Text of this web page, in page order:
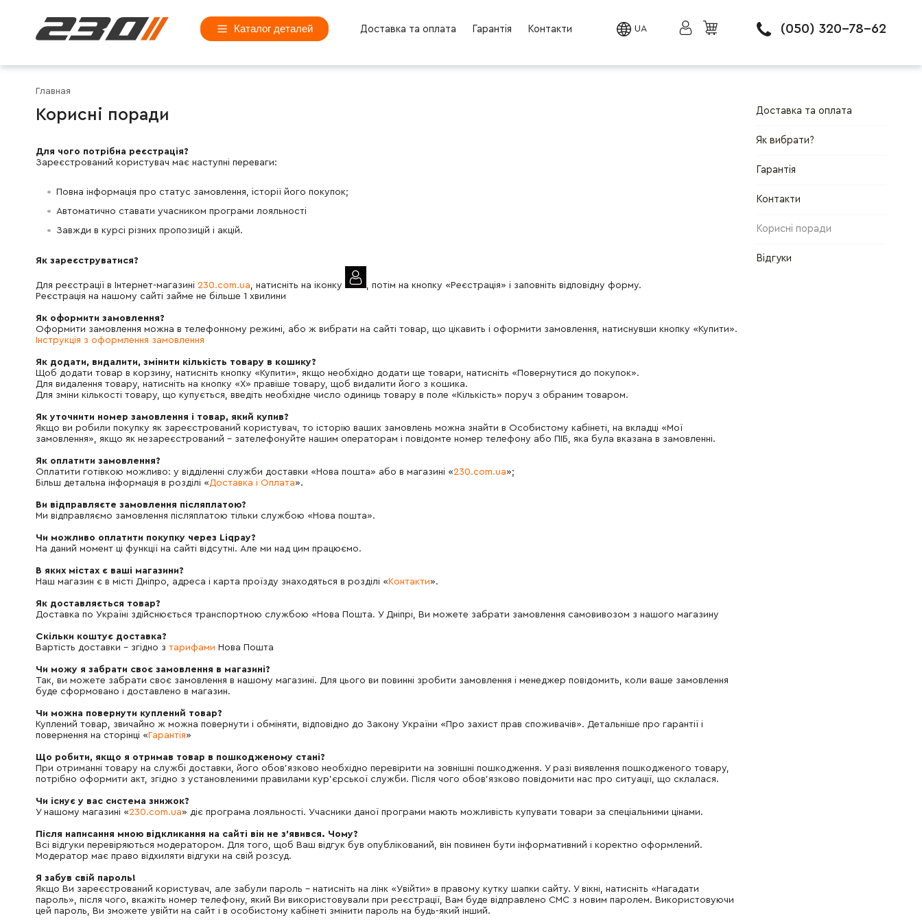
Каталог деталей Доставка та оплата Гарантія Контакти UA (050) 320-78-62
Главная
Корисні поради
Для чого потрібна реєстрація?
Зареєстрований користувач має наступні переваги:
Повна інформація про статус замовлення, історії його покупок;
Автоматично ставати учасником програми лояльності
Завжди в курсі різних пропозицій і акцій.
Як зареєструватися?
Для реєстрації в Інтернет-магазині 230.com.ua, натисніть на іконку
, потім на кнопку «Реєстрація» і заповніть відповідну форму.
Реєстрація на нашому сайті займе не більше 1 хвилини
Як оформити замовлення?
Оформити замовлення можна в телефонному режимі, або ж вибрати на сайті товар, що цікавить і оформити замовлення, натиснувши кнопку «Купити».
Інструкція з оформлення замовлення
Як додати, видалити, змінити кількість товару в кошику?
Щоб додати товар в корзину, натисніть кнопку «Купити», якщо необхідно додати ще товари, натисніть «Повернутися до покупок».
Для видалення товару, натисніть на кнопку «X» правіше товару, щоб видалити його з кошика.
Для зміни кількості товару, що купується, введіть необхідне число одиниць товару в поле «Кількість» поруч з обраним товаром.
Як уточнити номер замовлення і товар, який купив?
Якщо ви робили покупку як зареєстрований користувач, то історію ваших замовлень можна знайти в Особистому кабінеті, на вкладці «Мої
замовлення», якщо як незареєстрований - зателефонуйте нашим операторам і повідомте номер телефону або ПІБ, яка була вказана в замовленні.
Як оплатити замовлення?
Оплатити готівкою можливо: у відділенні служби доставки «Нова пошта» або в магазині «230.com.ua»;
Більш детальна інформація в розділі «Доставка і Оплата».
Ви відправляєте замовлення післяплатою?
Ми відправляємо замовлення післяплатою тільки службою «Нова пошта».
Чи можливо оплатити покупку через Liqpay?
На даний момент ці функції на сайті відсутні. Але ми над цим працюємо.
В яких містах є ваші магазини?
Наш магазин є в місті Дніпро, адреса і карта проїзду знаходяться в розділі « Контакти».
Як доставляється товар?
Доставка по Україні здійснюється транспортною службою «Нова Пошта. У Дніпрі, Ви можете забрати замовлення самовивозом з нашого магазину
Скільки коштує доставка?
Вартість доставки - згідно з тарифами Нова Пошта
Чи можу я забрати своє замовлення в магазині?
Так, ви можете забрати своє замовлення в нашому магазині. Для цього ви повинні зробити замовлення і менеджер повідомить, коли ваше замовлення
буде сформовано і доставлено в магазин.
Чи можна повернути куплений товар?
Куплений товар, звичайно ж можна повернути і обміняти, відповідно до Закону України «Про захист прав споживачів». Детальніше про гарантії і
повернення на сторінці « Гарантія»
Що робити, якщо я отримав товар в пошкодженому стані?
При отриманні товару на службі доставки, його обов'язково необхідно перевірити на зовнішні пошкодження. У разі виявлення пошкодженого товару,
потрібно оформити акт, згідно з установленими правилами кур'єрської служби. Після чого обов'язково повідомити нас про ситуації, що склалася.
Чи існує у вас система знижок?
У нашому магазині «230.com.ua» діє програма лояльності. Учасники даної програми мають можливість купувати товари за спеціальними цінами.
Після написання мною відкликання на сайті він не з'явився. Чому?
Всі відгуки перевіряються модератором. Для того, щоб Ваш відгук був опублікований, він повинен бути інформативний і коректно оформлений.
Модератор має право відхиляти відгуки на свій розсуд.
Я забув свій пароль!
Якщо Ви зареєстрований користувач, але забули пароль - натисніть на лінк «Увійти» в правому кутку шапки сайту. У вікні, натисніть «Нагадати
пароль», після чого, вкажіть номер телефону, який Ви використовували при реєстрації, Вам буде відправлено СМС з новим паролем. Використовуючи
цей пароль, Ви зможете увійти на сайт і в особистому кабінеті змінити пароль на будь-який інший.
Доставка та оплата
Як вибрати?
Гарантія
Контакти
Корисні поради
Відгуки